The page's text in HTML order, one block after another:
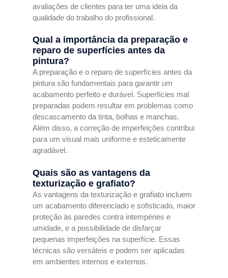
avaliações de clientes para ter uma ideia da
qualidade do trabalho do profissional.
Qual a importância da preparação e
reparo de superfícies antes da
pintura?
A preparação e o reparo de superfícies antes da
pintura são fundamentais para garantir um
acabamento perfeito e durável. Superfícies mal
preparadas podem resultar em problemas como
descascamento da tinta, bolhas e manchas.
Além disso, a correção de imperfeições contribui
para um visual mais uniforme e esteticamente
agradável.
Quais são as vantagens da
texturização e grafiato?
As vantagens da texturização e grafiato incluem
um acabamento diferenciado e sofisticado, maior
proteção às paredes contra intempéries e
umidade, e a possibilidade de disfarçar
pequenas imperfeições na superfície. Essas
técnicas são versáteis e podem ser aplicadas
em ambientes internos e externos.